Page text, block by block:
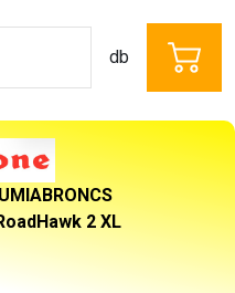
db
2 XL